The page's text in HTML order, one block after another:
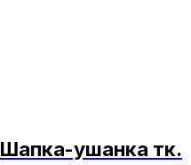
Шапка-ушанка тк.